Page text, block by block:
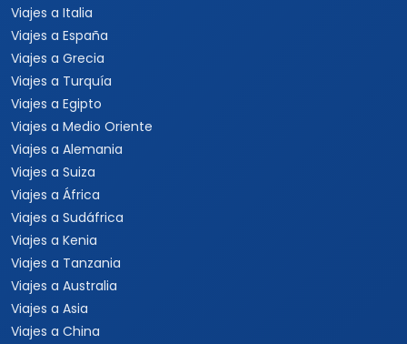
Viajes a Italia
Viajes a España
Viajes a Grecia
Viajes a Turquía
Viajes a Egipto
Viajes a Medio Oriente
Viajes a Alemania
Viajes a Suiza
Viajes a África
Viajes a Sudáfrica
Viajes a Kenia
Viajes a Tanzania
Viajes a Australia
Viajes a Asia
Viajes a China